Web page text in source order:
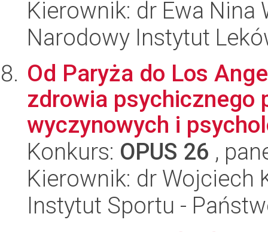
Kierownik: dr Ewa Nina
Narodowy Instytut
Od Paryża do Los
zdrowia psychicznego
wyczynowych i
Konkurs: OPUS 26 ,
Kierownik: dr Wojciech
Instytut Sportu -